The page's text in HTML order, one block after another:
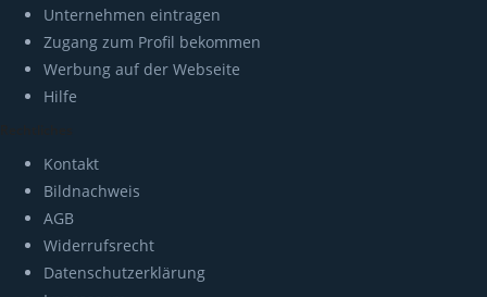
Unternehmen eintragen
Zugang zum Profil bekommen
Werbung auf der Webseite
Hilfe
Kontakt
Bildnachweis
AGB
Widerrufsrecht
Datenschutzerklärung